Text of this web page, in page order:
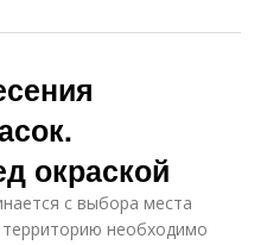
окраской
с выбора места
территорию необходимо